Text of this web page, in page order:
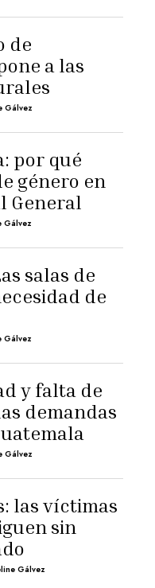
de
a las
Gálvez
por qué
género en
General
Gálvez
salas de
de
Gálvez
y falta de
demandas
Gálvez
las víctimas
sin
Gálvez